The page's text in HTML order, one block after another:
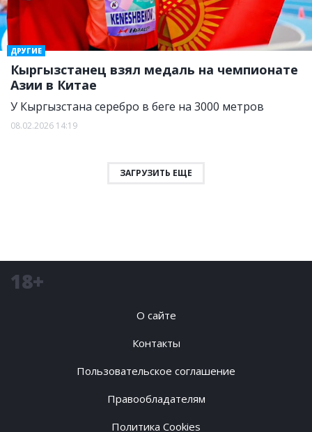
Кыргызстанец взял медаль на чемпионате
Азии в Китае
У Кыргызстана серебро в беге на 3000 метров
08.02.2026 14:19
ДРУГИЕ
ЗАГРУЗИТЬ ЕЩЕ
18+
О сайте
Контакты
Пользовательское соглашение
Правообладателям
Политика Cookies